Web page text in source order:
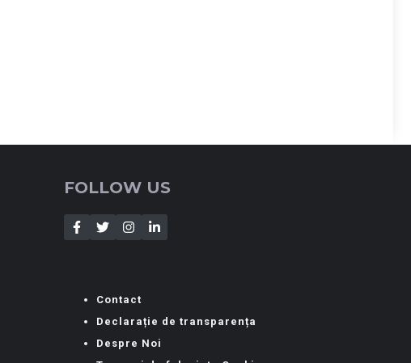
FOLLOW US
Contact
Declarație de transparența
Despre Noi